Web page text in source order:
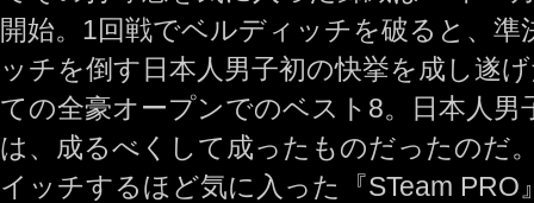
開始。1回戦でベルディッチを破ると、
ッチを倒す日本人男子初の快挙を成し遂
ての全豪オープンでのベスト8。日本人男
は、成るべくして成ったものだったのだ
イッチするほど気に入った『STeam PRO